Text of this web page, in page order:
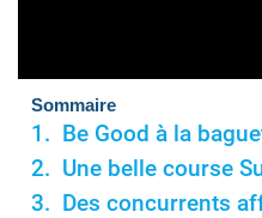
Sommaire
Be Good à la
Une belle course
Des concurrents